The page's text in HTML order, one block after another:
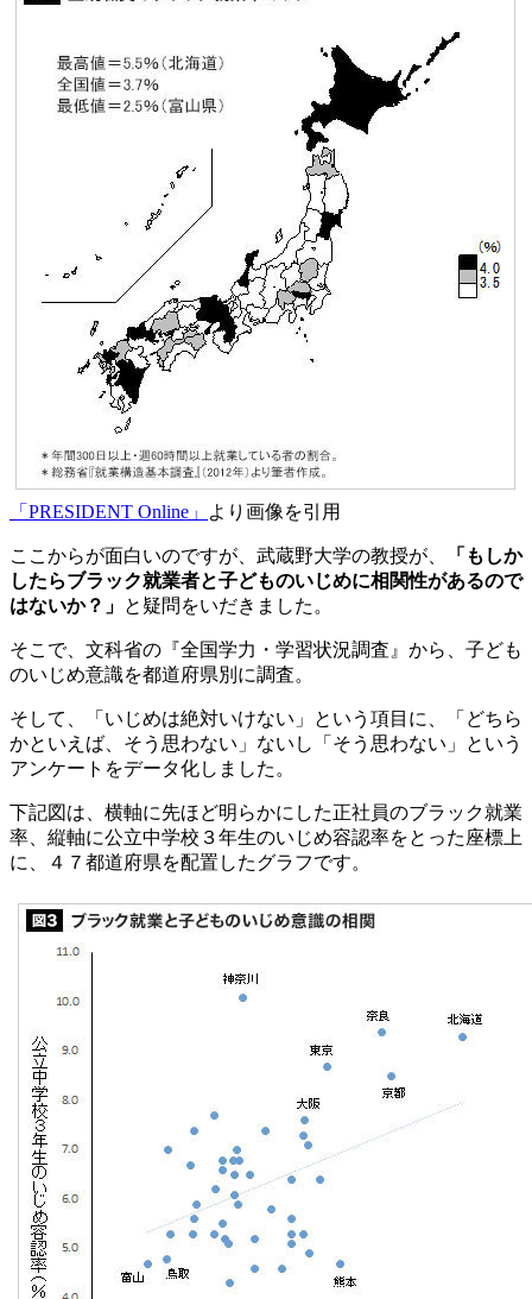
「PRESIDENT Online」 より画像を引用
ここからが面白いのですが、武蔵野大学の教授が、
「もしか
したらブラック就業者と子どものいじめに相関性があるので
はないか？」 と疑問をいだきました。
そこで、文科省の『全国学力・学習状況調査』から、子ども
のいじめ意識を都道府県別に調査。
そして、「いじめは絶対いけない」という項目に、「どちら
かといえば、そう思わない」ないし「そう思わない」という
アンケートをデータ化しました。
下記図は、横軸に先ほど明らかにした正社員のブラック就業
率、縦軸に公立中学校３年生のいじめ容認率をとった座標上
に、４７都道府県を配置したグラフです。